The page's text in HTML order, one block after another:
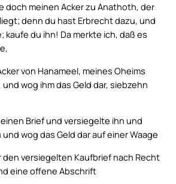
doch meinen Acker zu Anathoth, der
denn du hast Erbrecht dazu, und
kaufe du ihn! Da merkte ich, daß es
von Hanameel, meines Oheims
wog ihm das Geld dar, siebzehn
Brief und versiegelte ihn und
wog das Geld dar auf einer Waage
den versiegelten Kaufbrief nach Recht
eine offene Abschrift